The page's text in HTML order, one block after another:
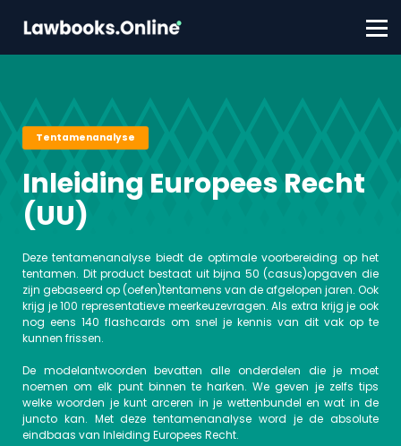
FAQ
Contact
Tentamenanalyse
Inleiding Europees Recht
(UU)
Deze tentamenanalyse biedt de optimale voorbereiding op het
tentamen. Dit product bestaat uit bijna 50 (casus)opgaven die
zijn gebaseerd op (oefen)tentamens van de afgelopen jaren. Ook
krijg je 100 representatieve meerkeuzevragen. Als extra krijg je ook
nog eens 140 flashcards om snel je kennis van dit vak op te
kunnen frissen.
De modelantwoorden bevatten alle onderdelen die je moet
noemen om elk punt binnen te harken. We geven je zelfs tips
welke woorden je kunt arceren in je wettenbundel en wat in de
juncto kan. Met deze tentamenanalyse word je de absolute
eindbaas van Inleiding Europees Recht.